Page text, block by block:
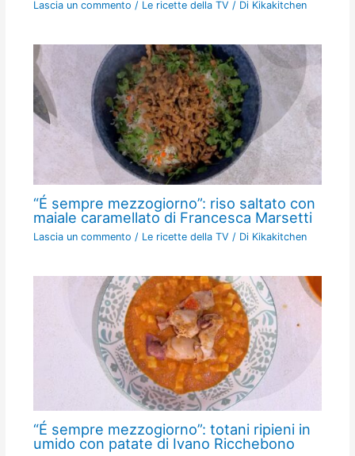
Lascia un commento / Le ricette della TV / Di Kikakitchen
“É sempre mezzogiorno”: riso saltato con
maiale caramellato di Francesca Marsetti
Lascia un commento / Le ricette della TV / Di Kikakitchen
“É sempre mezzogiorno”: totani ripieni in
umido con patate di Ivano Ricchebono